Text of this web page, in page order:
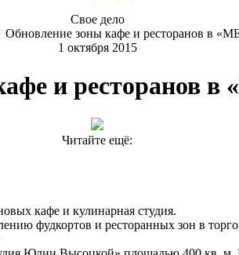
Свое дело
Обновление зоны кафе и ресторанов в
1 октября 2015
и ресторанов
Читайте ещё:
кафе и кулинарная студия.
фудкортов и ресторанных зон в